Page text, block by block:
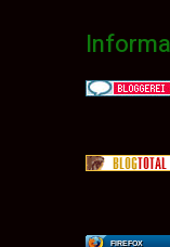
FIREFOX